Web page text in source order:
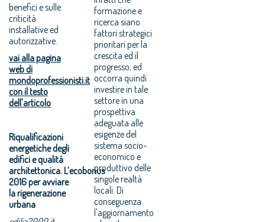
benefici e sulle
criticità
installative ed
autorizzative.
vai alla pagina
web di
mondoprofessionisti.it
con il testo
dell'articolo
Riqualificazioni
energetiche degli
edifici e qualità
architettonica. L’ecobonus
2016 per avviare
la rigenerazione
urbana
formazione e
ricerca siano
fattori strategici
prioritari per la
crescita ed il
progresso, ed
occorra quindi
investire in tale
settore in una
prospettiva
adeguata alle
esigenze del
sistema socio-
economico e
produttivo delle
singole realtà
locali. Di
conseguenza
l'aggiornamento